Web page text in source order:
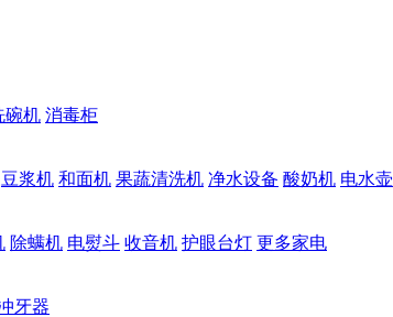
碗机 消毒柜
豆浆机 和面机 果蔬清洗机 净水设备 酸奶机 电水壶
除螨机 电熨斗 收音机 护眼台灯 更多家电
牙器